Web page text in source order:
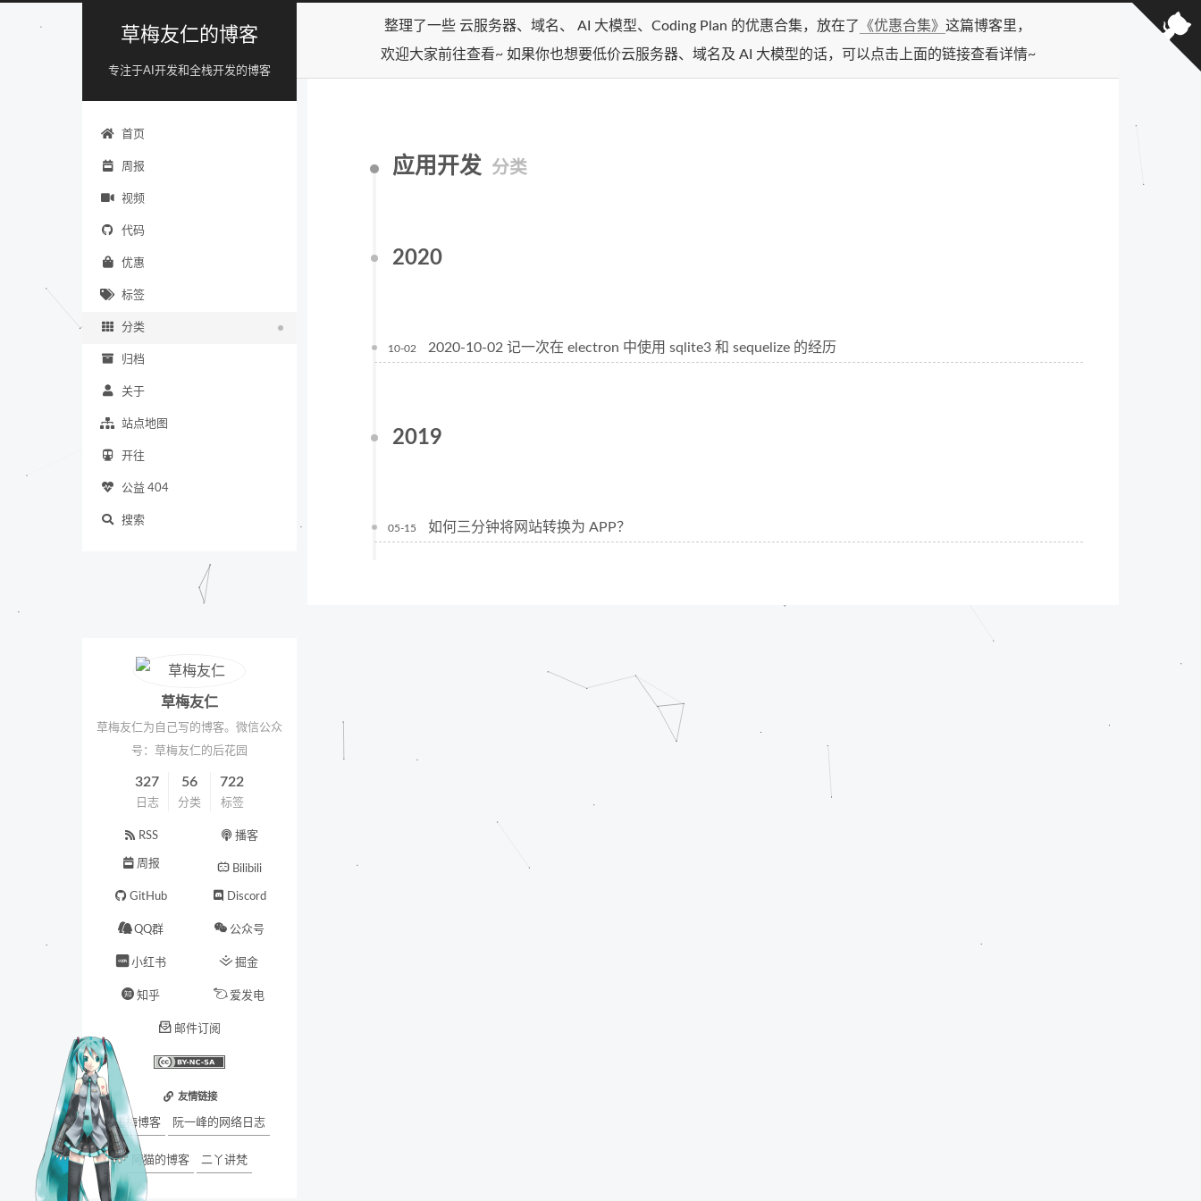
整理了一些 云服务器、域名、 AI 大模型、Coding Plan 的优惠合集，放在了 《优惠合集》 这篇博客里，
欢迎大家前往查看~ 如果你也想要低价云服务器、域名及 AI 大模型的话，可以点击上面的链接查看详情~
草梅友仁的博客
专注于AI开发和全栈开发的博客
首页
周报
视频
代码
优惠
标签
分类
归档
关于
站点地图
开往
公益 404
搜索
应用开发 分类
2020
10-02 2020-10-02 记一次在 electron 中使用 sqlite3 和 sequelize 的经历
2019
05-15 如何三分钟将网站转换为 APP？
草梅友仁
草梅友仁为自己写的博客。微信公众
号：草梅友仁的后花园
327
日志
56
分类
722
标签
RSS 播客
周报 Bilibili
GitHub Discord
QQ群 公众号
小红书 掘金
知乎 爱发电
邮件订阅
友情链接
墨梅博客 阮一峰的网络日志
阿猫的博客 二丫讲梵